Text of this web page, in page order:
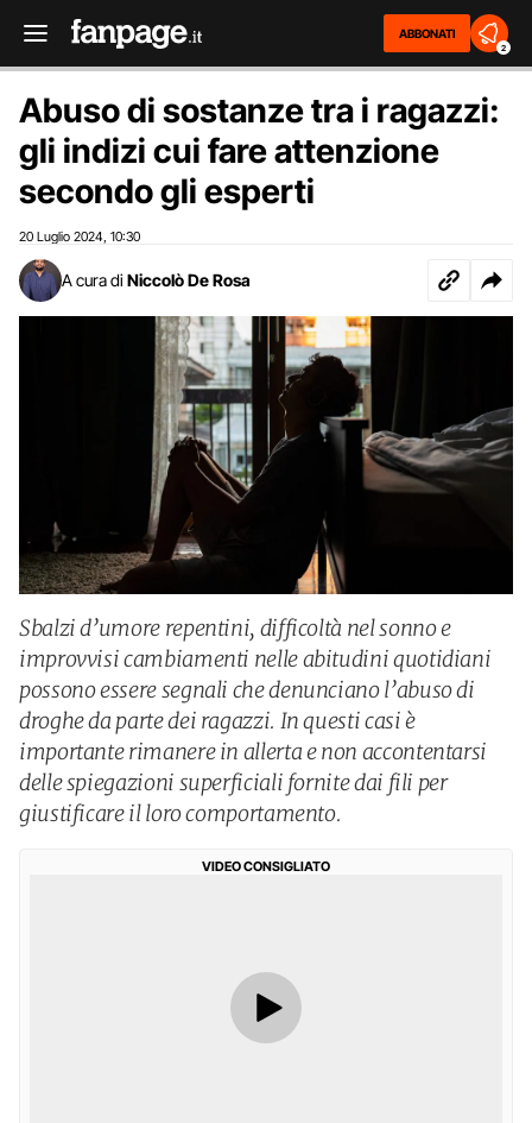
ABBONATI
2
Abuso di sostanze tra i ragazzi:
gli indizi cui fare attenzione
secondo gli esperti
20 Luglio 2024 10:30
A cura di Niccolò De Rosa
Sbalzi d’umore repentini, difficoltà nel sonno e
improvvisi cambiamenti nelle abitudini quotidiani
possono essere segnali che denunciano l’abuso di
droghe da parte dei ragazzi. In questi casi è
importante rimanere in allerta e non accontentarsi
delle spiegazioni superficiali fornite dai fili per
giustificare il loro comportamento.
VIDEO CONSIGLIATO